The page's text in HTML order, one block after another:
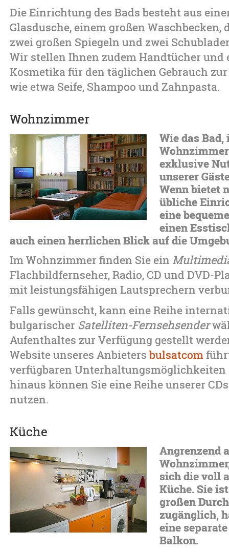
Die Einrichtung des Bads besteht aus
Glasdusche, einem großen Waschbecken,
zwei großen Spiegeln und zwei
Wir stellen Ihnen zudem Handtücher und
Kosmetika für den täglichen Gebrauch
wie etwa Seife, Shampoo und Zahnpasta.
Wohnzimmer
Wie das
exklusive
unserer
Wenn bietet
übliche
eine
einen
auch einen herrlichen Blick auf die
Im Wohnzimmer finden Sie ein
Flachbildfernseher, Radio, CD und DVD-
mit leistungsfähigen Lautsprechern
Falls gewünscht, kann eine Reihe
bulgarischer Satelliten-Fernsehsender
Aufenthaltes zur Verfügung gestellt
Website unseres Anbietersbulsatcom
verfügbaren Unterhaltungsmöglichkeiten
hinaus können Sie eine Reihe unserer
nutzen.
Küche
Angrenzend
sich die voll
Küche. Sie
großen
zugänglich,
eine
Balkon.